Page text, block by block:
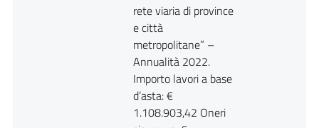
rete viaria di province
e città
metropolitane” –
Annualità 2022.
Importo lavori a base
d’asta: €
1.108.903,42 Oneri